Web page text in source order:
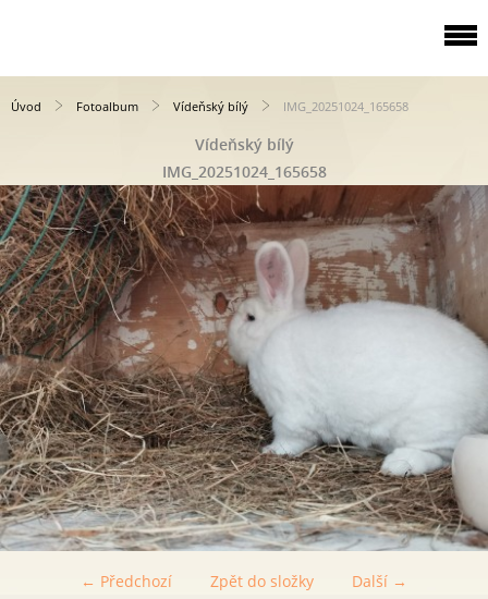
Úvod Fotoalbum Vídeňský bílý IMG_20251024_165658
Vídeňský bílý
IMG_20251024_165658
← Předchozí Další →
Zpět do složky